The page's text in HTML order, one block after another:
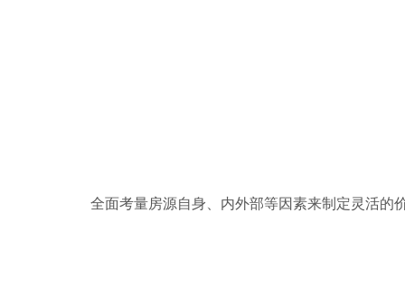
全面考量房源自身、内外部等因素来制定灵活的